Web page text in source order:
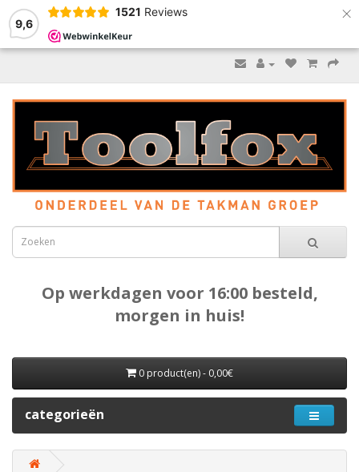
9,6
1521 Reviews ×
Op werkdagen voor 16:00 besteld,
morgen in huis!
0 product(en) - 0,00€
categorieën